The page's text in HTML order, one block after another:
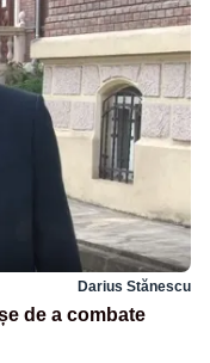
Darius Stănescu
de a combate